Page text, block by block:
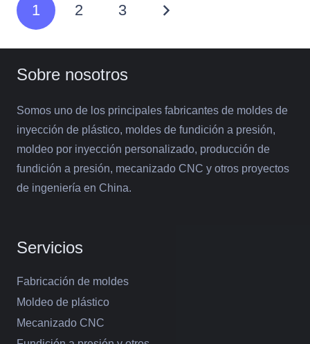
1 2 3
Sobre nosotros
Somos uno de los principales fabricantes de moldes de
inyección de plástico, moldes de fundición a presión,
moldeo por inyección personalizado, producción de
fundición a presión, mecanizado CNC y otros proyectos
de ingeniería en China.
Servicios
Fabricación de moldes
Moldeo de plástico
Mecanizado CNC